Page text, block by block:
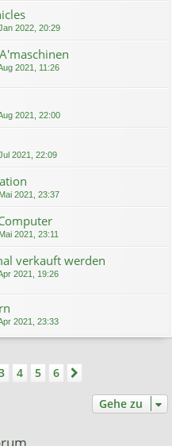
2022, 20:29
2021, 11:26
2021, 22:00
2021, 22:09
2021, 23:37
2021, 23:11
verkauft werden
2021, 19:26
2021, 23:33
4 5 6
Gehe zu